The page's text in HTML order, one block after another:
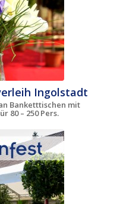
Ingolstadt
Banketttischen mit
80 – 250 Pers.